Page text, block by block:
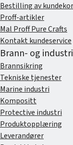
Bestilling av
Proff-artikler
Mal Proff Pure Crafts
Kontakt kundeservice
Brann- og
Brannsikring
Tekniske tjenester
Marine industri
Kompositt
Protective industri
Produktopplæring
Leverandører